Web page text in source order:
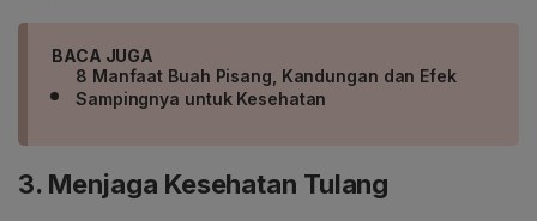
BACA JUGA
8 Manfaat Buah Pisang, Kandungan dan Efek
Sampingnya untuk Kesehatan
3. Menjaga Kesehatan Tulang